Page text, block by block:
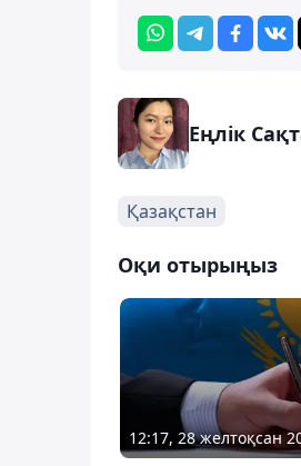
Еңлік
Қазақстан
Оқи отырыңыз
12:17, 28 желтоқсан